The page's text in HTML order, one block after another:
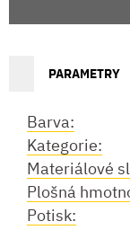
PARAMETRY
Barva:
Kategorie:
Materiálové
Plošná
Potisk: